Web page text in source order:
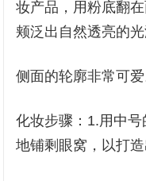
妆产品，用粉底翻
颊泛出自然透亮的光
侧面的轮廓非常可爱
化妆步骤：1.用中
地铺剩眼窝，以打造